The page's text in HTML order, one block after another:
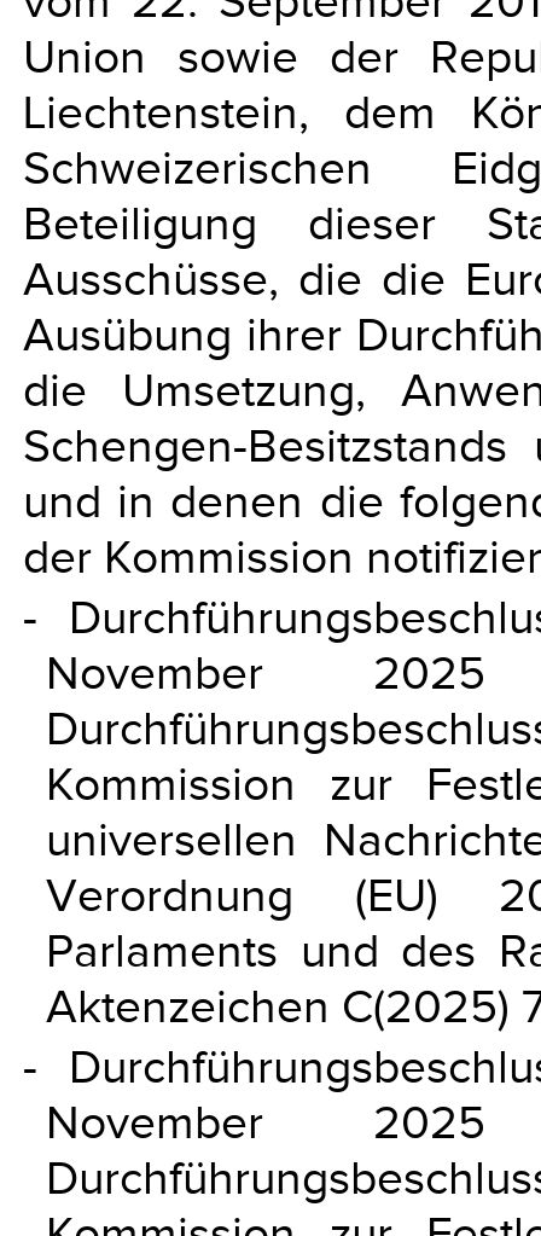
Union sowie der
Liechtenstein, dem
Schweizerischen
Beteiligung dieser
Ausschüsse, die die
Ausübung ihrer
die Umsetzung,
Schengen-
und in denen die
der Kommission
-
November
Kommission zur
universellen
Verordnung (EU)
Parlaments und des
Aktenzeichen C(2025)
-
November